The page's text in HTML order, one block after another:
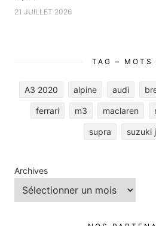
21 JUILLET 2026
TAG – MOTS
A3 2020 alpine audi
ferrari m3 maclaren
supra suzuki
Archives